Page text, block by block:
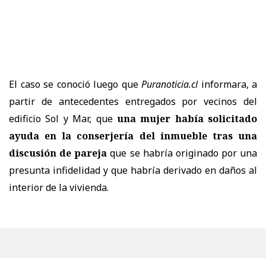
El caso se conoció luego que Puranoticia.cl informara, a
partir de antecedentes entregados por vecinos del
edificio Sol y Mar, que una mujer había solicitado
ayuda en la conserjería del inmueble tras una
discusión de pareja que se habría originado por una
presunta infidelidad y que habría derivado en daños al
interior de la vivienda.